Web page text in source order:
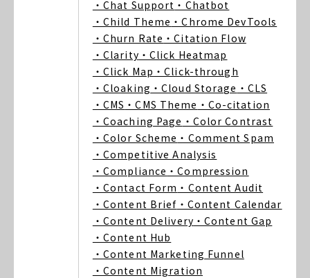
・Chat Support ・Chatbot
・Child Theme ・Chrome DevTools
・Churn Rate ・Citation Flow
・Clarity ・Click Heatmap
・Click Map ・Click-through
・Cloaking ・Cloud Storage ・CLS
・CMS ・CMS Theme ・Co-citation
・Coaching Page ・Color Contrast
・Color Scheme ・Comment Spam
・Competitive Analysis
・Compliance ・Compression
・Contact Form ・Content Audit
・Content Brief ・Content Calendar
・Content Delivery ・Content Gap
・Content Hub
・Content Marketing Funnel
・Content Migration